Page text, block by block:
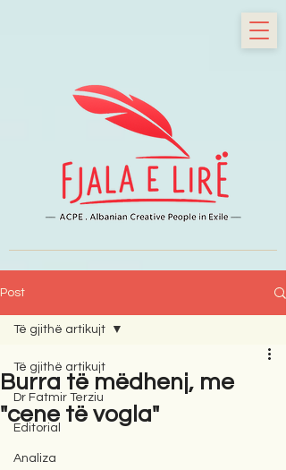
Post
Të gjithë artikujt
Dr Fatmir Terziu
Editorial
Analiza
Të gjithë artikujt
Burra të mëdhenj, me
"cene të vogla"